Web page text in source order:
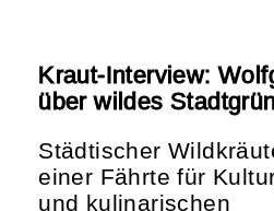
Kraut-Interview:
über wildes
Städtischer
einer Fährte für
und kulinarischen